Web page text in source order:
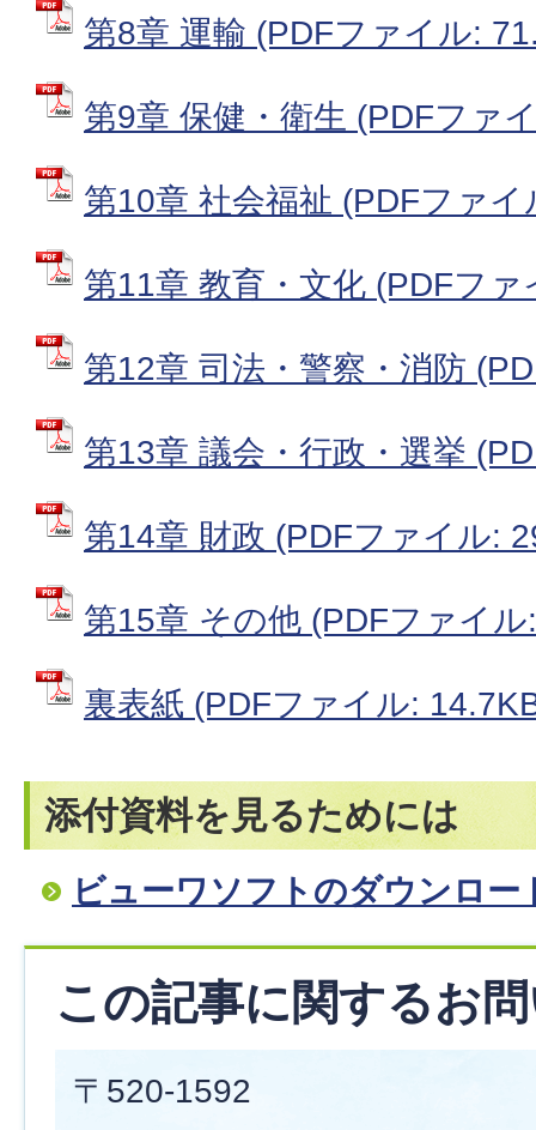
第8章 運輸 (PDFファイル:
第9章 保健・衛生 (PDFファ
第10章 社会福祉 (PDFファ
第11章 教育・文化 (PDFフ
第12章 司法・警察・消防
第13章 議会・行政・選挙
第14章 財政 (PDFファイル:
第15章 その他 (PDFファイ
裏表紙 (PDFファイル:
添付資料を見るためには
ビューワソフトのダウンロー
この記事に関するお
〒520-1592